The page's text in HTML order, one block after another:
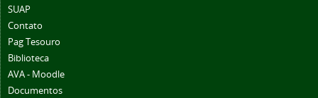
SUAP
Contato
Pag Tesouro
Biblioteca
AVA - Moodle
Documentos